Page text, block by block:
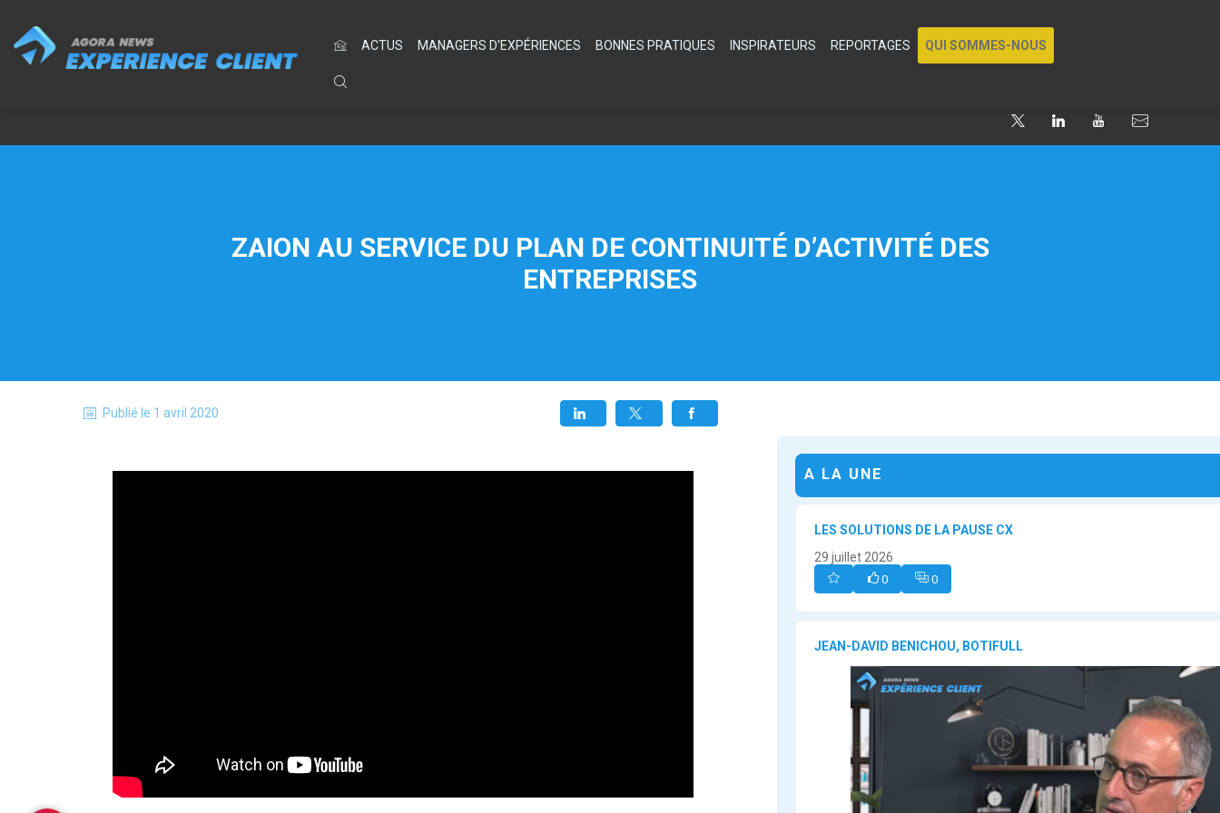
ACTUS MANAGERS D'EXPÉRIENCES BONNES PRATIQUES INSPIRATEURS REPORTAGES QUI SOMMES-NOUS
ZAION AU SERVICE DU PLAN DE CONTINUITÉ D’ACTIVITÉ DES
ENTREPRISES
Publié le 1 avril 2020
A LA UNE
LES SOLUTIONS DE LA PAUSE CX
29 juillet 2026
0 0
JEAN-DAVID BENICHOU, BOTIFULL